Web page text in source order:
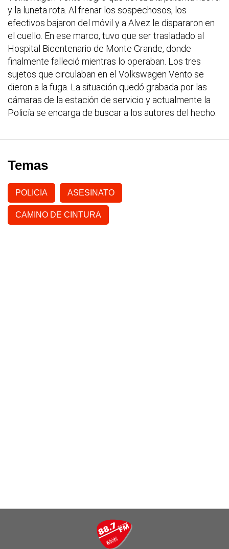
y la luneta rota. Al frenar los sospechosos, los
efectivos bajaron del móvil y a Alvez le dispararon en
el cuello. En ese marco, tuvo que ser trasladado al
Hospital Bicentenario de Monte Grande, donde
finalmente falleció mientras lo operaban. Los tres
sujetos que circulaban en el Volkswagen Vento se
dieron a la fuga. La situación quedó grabada por las
cámaras de la estación de servicio y actualmente la
Policía se encarga de buscar a los autores del hecho.
Temas
POLICIA ASESINATO
CAMINO DE CINTURA